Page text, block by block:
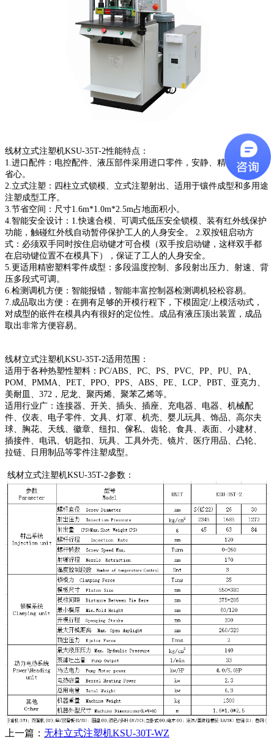
线材立式注塑机KSU-35T-2性能特点：
1.进口配件：电控配件、液压部件采用进口零件，安静、精密、耐用、
省心。
2.立式注塑：四柱立式锁模、立式注塑射出、适用于镶件成型和多用途
注塑成型工序。
3.节省空间：尺寸1.6m*1.0m*2.5m占地面积小。
4.智能安全设计：1.快速合模、可调式低压安全锁模、装有红外线保护
功能，触碰红外线自动暂停保护工人的人身安全。 2.双按钮启动方
式：必须双手同时按住启动键才可合模（双手按启动键，这样双手都
在启动键位置不在模具下），保证了工人的人身安全。
5.更适用精密塑料零件成型：多段温度控制、多段射出压力、射速、背
压多段式可调。
6.检测调机方便：智能报错，智能丰富控制器检测调机轻松容易。
7.成品取出方便：在拥有足够的开模行程下，下模固定/上模活动式，
对成型的嵌件在模具内有很好的定位性。成品有液压顶出装置，成品
取出非常方便容易。
线材立式注塑机KSU-35T-2适用范围：
适用于各种热塑性塑料：PC/ABS、PC、PS、PVC、PP、PU、PA、
POM、PMMA、PET、PPO、PPS、ABS、PE、LCP、PBT、亚克力、
美耐皿、372，尼龙、聚丙烯、聚苯乙烯等。
适用行业广：连接器、开关、插头、插座、充电器、电器、机械配
件、仪表、电子零件、文具、灯罩、机壳、婴儿玩具、饰品、高尔夫
球、胸花、天线、徽章、纽扣、傢私、齿轮、食具、表面、小建材、
插接件、电讯、钥匙扣、玩具、工具外壳、镜片、医疗用品、凸轮、
拉链、日用制品等零件注塑成型。
线材立式注塑机KSU-35T-2参数：
上一篇： 无柱立式注塑机KSU-30T-WZ